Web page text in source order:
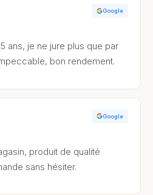
Google
ans, je ne jure plus que par
bon rendement.
Google
produit de qualité
sans hésiter.